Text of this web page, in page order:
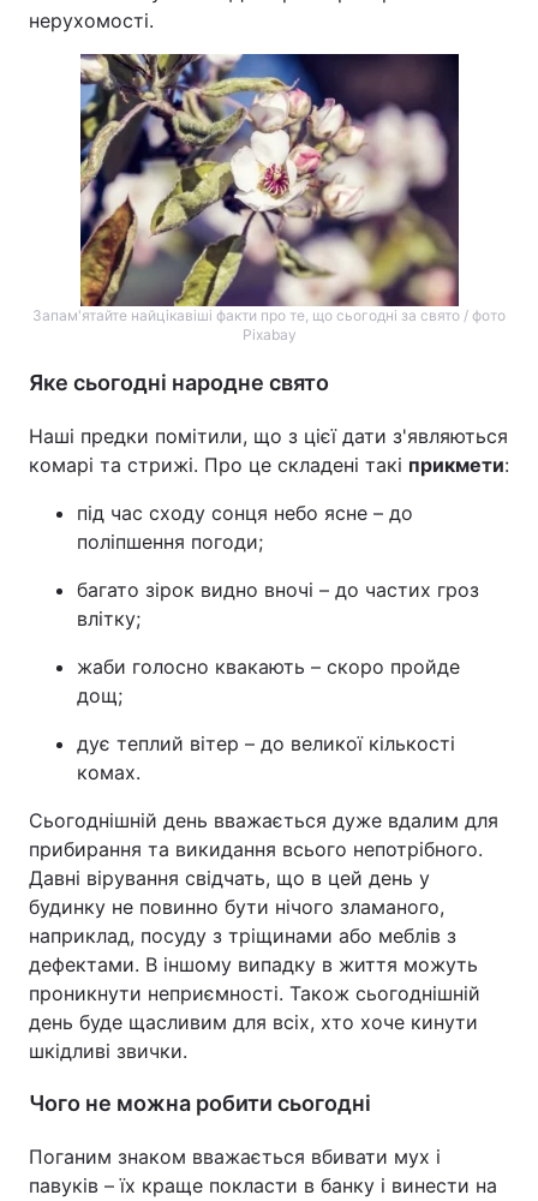
нерухомості.
Запам'ятайте найцікавіші факти про те, що сьогодні за свято / фото
Pixabay
Яке сьогодні народне свято
Наші предки помітили, що з цієї дати з'являються
комарі та стрижі. Про це складені такі прикмети:
під час сходу сонця небо ясне – до
поліпшення погоди;
багато зірок видно вночі – до частих гроз
влітку;
жаби голосно квакають – скоро пройде
дощ;
дує теплий вітер – до великої кількості
комах.
Сьогоднішній день вважається дуже вдалим для
прибирання та викидання всього непотрібного.
Давні вірування свідчать, що в цей день у
будинку не повинно бути нічого зламаного,
наприклад, посуду з тріщинами або меблів з
дефектами. В іншому випадку в життя можуть
проникнути неприємності. Також сьогоднішній
день буде щасливим для всіх, хто хоче кинути
шкідливі звички.
Чого не можна робити сьогодні
Поганим знаком вважається вбивати мух і
павуків – їх краще покласти в банку і винести на